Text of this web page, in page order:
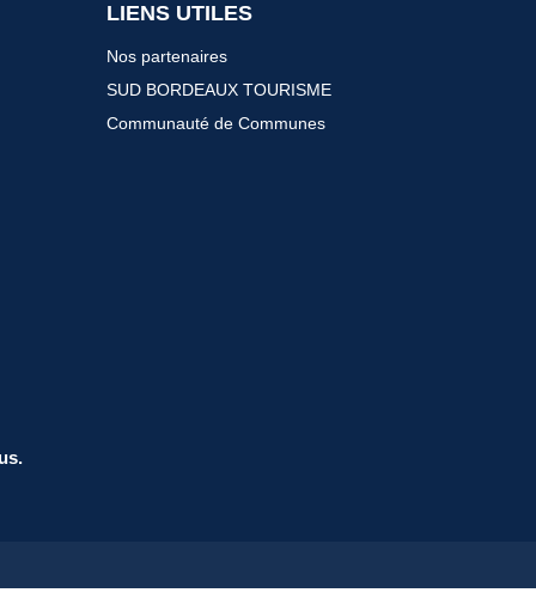
LIENS UTILES
Nos partenaires
SUD BORDEAUX TOURISME
Communauté de Communes